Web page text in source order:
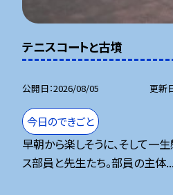
テニスコートと古墳
公開日 2026/08/05 更新
今日のできごと
早朝から楽しそうに、そして一
ス部員と先生たち。部員の主体...